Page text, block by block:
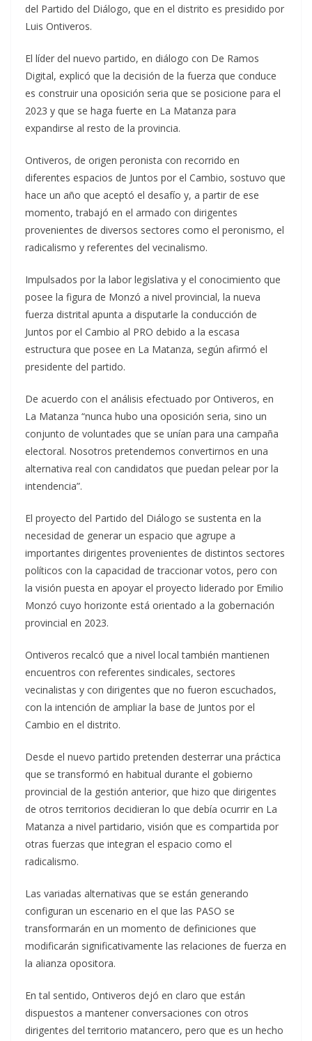
del Partido del Diálogo, que en el distrito es presidido por
Luis Ontiveros.
El líder del nuevo partido, en diálogo con De Ramos
Digital, explicó que la decisión de la fuerza que conduce
es construir una oposición seria que se posicione para el
2023 y que se haga fuerte en La Matanza para
expandirse al resto de la provincia.
Ontiveros, de origen peronista con recorrido en
diferentes espacios de Juntos por el Cambio, sostuvo que
hace un año que aceptó el desafío y, a partir de ese
momento, trabajó en el armado con dirigentes
provenientes de diversos sectores como el peronismo, el
radicalismo y referentes del vecinalismo.
Impulsados por la labor legislativa y el conocimiento que
posee la figura de Monzó a nivel provincial, la nueva
fuerza distrital apunta a disputarle la conducción de
Juntos por el Cambio al PRO debido a la escasa
estructura que posee en La Matanza, según afirmó el
presidente del partido.
De acuerdo con el análisis efectuado por Ontiveros, en
La Matanza “nunca hubo una oposición seria, sino un
conjunto de voluntades que se unían para una campaña
electoral. Nosotros pretendemos convertirnos en una
alternativa real con candidatos que puedan pelear por la
intendencia”.
El proyecto del Partido del Diálogo se sustenta en la
necesidad de generar un espacio que agrupe a
importantes dirigentes provenientes de distintos sectores
políticos con la capacidad de traccionar votos, pero con
la visión puesta en apoyar el proyecto liderado por Emilio
Monzó cuyo horizonte está orientado a la gobernación
provincial en 2023.
Ontiveros recalcó que a nivel local también mantienen
encuentros con referentes sindicales, sectores
vecinalistas y con dirigentes que no fueron escuchados,
con la intención de ampliar la base de Juntos por el
Cambio en el distrito.
Desde el nuevo partido pretenden desterrar una práctica
que se transformó en habitual durante el gobierno
provincial de la gestión anterior, que hizo que dirigentes
de otros territorios decidieran lo que debía ocurrir en La
Matanza a nivel partidario, visión que es compartida por
otras fuerzas que integran el espacio como el
radicalismo.
Las variadas alternativas que se están generando
configuran un escenario en el que las PASO se
transformarán en un momento de definiciones que
modificarán significativamente las relaciones de fuerza en
la alianza opositora.
En tal sentido, Ontiveros dejó en claro que están
dispuestos a mantener conversaciones con otros
dirigentes del territorio matancero, pero que es un hecho